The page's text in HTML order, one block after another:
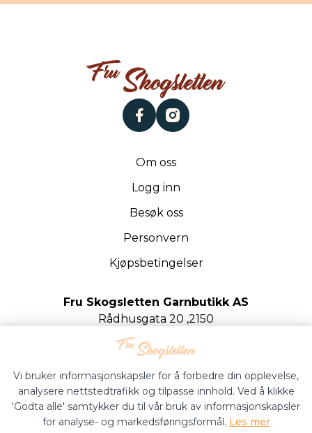
facebookinstagram
Om oss
Logg inn
Besøk oss
Personvern
Kjøpsbetingelser
Fru Skogsletten Garnbutikk AS
Rådhusgata 20 ,2150
Org.nr. 922020442
Vi bruker informasjonskapsler for å forbedre din opplevelse,
analysere nettstedtrafikk og tilpasse innhold. Ved å klikke
'Godta alle' samtykker du til vår bruk av informasjonskapsler
for analyse- og markedsføringsformål. Les mer